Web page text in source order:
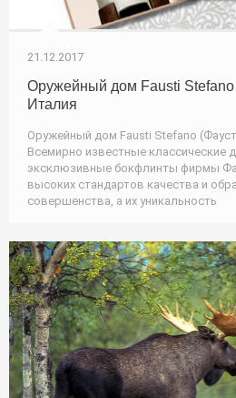
21.12.2017
Оружейный дом Fausti
Италия
Оружейный дом Fausti Stefano
Всемирно известные классические
эксклюзивные бокфлинты фирмы
высоких стандартов качества и
совершенства, а их уникальность